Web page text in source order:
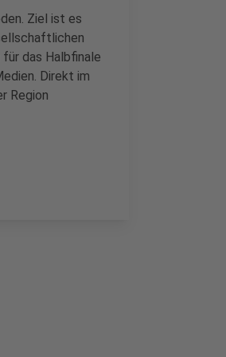
Ziel ist es
das Halbfinale
Direkt im
Region